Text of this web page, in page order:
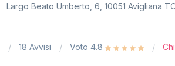
Largo Beato Umberto, 6, 10051 Avigliana
18 Avvisi Voto 4.8